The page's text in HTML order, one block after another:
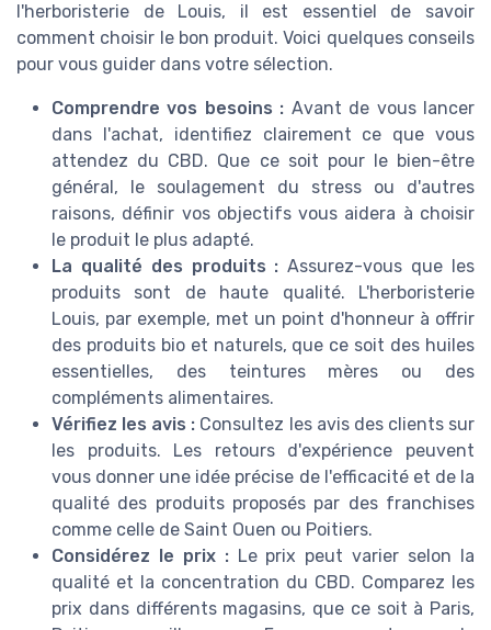
l'herboristerie de Louis, il est essentiel de savoir
comment choisir le bon produit. Voici quelques conseils
pour vous guider dans votre sélection.
Comprendre vos besoins : Avant de vous lancer
dans l'achat, identifiez clairement ce que vous
attendez du CBD. Que ce soit pour le bien-être
général, le soulagement du stress ou d'autres
raisons, définir vos objectifs vous aidera à choisir
le produit le plus adapté.
La qualité des produits : Assurez-vous que les
produits sont de haute qualité. L'herboristerie
Louis, par exemple, met un point d'honneur à offrir
des produits bio et naturels, que ce soit des huiles
essentielles, des teintures mères ou des
compléments alimentaires.
Vérifiez les avis : Consultez les avis des clients sur
les produits. Les retours d'expérience peuvent
vous donner une idée précise de l'efficacité et de la
qualité des produits proposés par des franchises
comme celle de Saint Ouen ou Poitiers.
Considérez le prix :Le prix peut varier selon la
qualité et la concentration du CBD. Comparez les
prix dans différents magasins, que ce soit à Paris,